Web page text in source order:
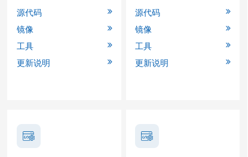
源代码
镜像
工具
更新说明
源代码
镜像
工具
更新说明